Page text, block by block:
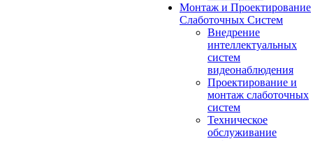
Монтаж и Проектирование
Слаботочных Систем
Внедрение
интеллектуальных
систем
видеонаблюдения
Проектирование и
монтаж слаботочных
систем
Техническое
обслуживание